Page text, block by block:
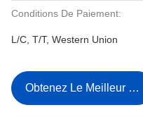
Conditions De Paiement:
L/C, T/T, Western Union
Obtenez Le Meilleur Prix